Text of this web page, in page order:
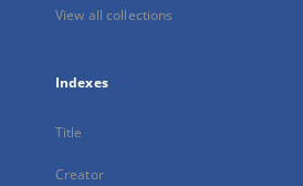
View all collections
Indexes
Title
Creator